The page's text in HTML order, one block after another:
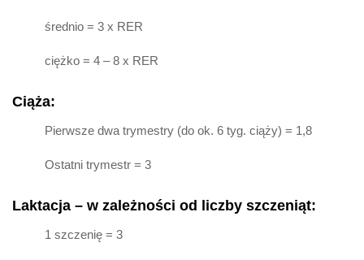
średnio = 3 x RER
ciężko = 4 – 8 x RER
Ciąża:
Pierwsze dwa trymestry (do ok. 6 tyg. ciąży) = 1,8
Ostatni trymestr = 3
Laktacja – w zależności od liczby szczeniąt:
1 szczenię = 3